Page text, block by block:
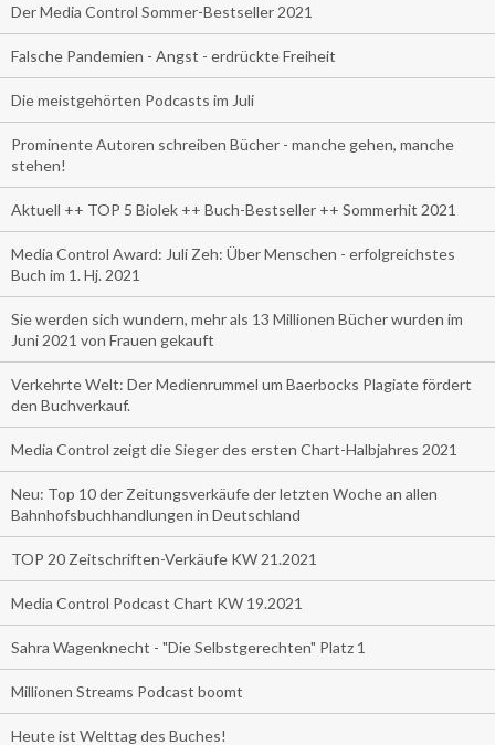
Der Media Control Sommer-Bestseller 2021
Falsche Pandemien - Angst - erdrückte Freiheit
Die meistgehörten Podcasts im Juli
Prominente Autoren schreiben Bücher - manche gehen, manche
stehen!
Aktuell ++ TOP 5 Biolek ++ Buch-Bestseller ++ Sommerhit 2021
Media Control Award: Juli Zeh: Über Menschen - erfolgreichstes
Buch im 1. Hj. 2021
Sie werden sich wundern, mehr als 13 Millionen Bücher wurden im
Juni 2021 von Frauen gekauft
Verkehrte Welt: Der Medienrummel um Baerbocks Plagiate fördert
den Buchverkauf.
Media Control zeigt die Sieger des ersten Chart-Halbjahres 2021
Neu: Top 10 der Zeitungsverkäufe der letzten Woche an allen
Bahnhofsbuchhandlungen in Deutschland
TOP 20 Zeitschriften-Verkäufe KW 21.2021
Media Control Podcast Chart KW 19.2021
Sahra Wagenknecht - "Die Selbstgerechten" Platz 1
Millionen Streams Podcast boomt
Heute ist Welttag des Buches!